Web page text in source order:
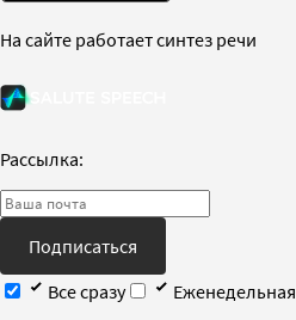
На сайте работает синтез речи
Рассылка:
Подписаться
Все сразу
Еженедельная